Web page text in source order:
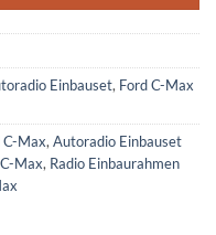
Einbauset, Ford C-Max
Max, Autoradio Einbauset
Max, Radio Einbaurahmen